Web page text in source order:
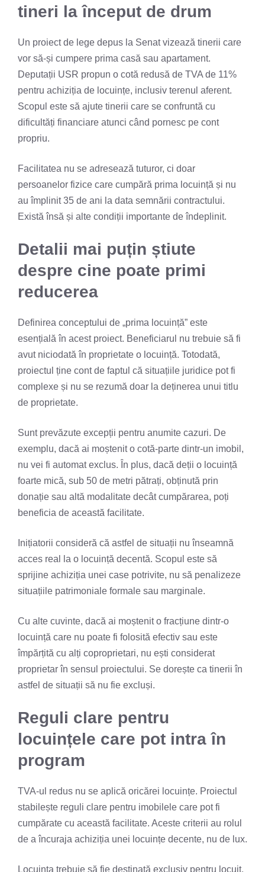
tineri la început de drum
Un proiect de lege depus la Senat vizează tinerii care
vor să-și cumpere prima casă sau apartament.
Deputații USR propun o cotă redusă de TVA de 11%
pentru achiziția de locuințe, inclusiv terenul aferent.
Scopul este să ajute tinerii care se confruntă cu
dificultăți financiare atunci când pornesc pe cont
propriu.
Facilitatea nu se adresează tuturor, ci doar
persoanelor fizice care cumpără prima locuință și nu
au împlinit 35 de ani la data semnării contractului.
Există însă și alte condiții importante de îndeplinit.
Detalii mai puțin știute
despre cine poate primi
reducerea
Definirea conceptului de „prima locuință” este
esențială în acest proiect. Beneficiarul nu trebuie să fi
avut niciodată în proprietate o locuință. Totodată,
proiectul ține cont de faptul că situațiile juridice pot fi
complexe și nu se rezumă doar la deținerea unui titlu
de proprietate.
Sunt prevăzute excepții pentru anumite cazuri. De
exemplu, dacă ai moștenit o cotă-parte dintr-un imobil,
nu vei fi automat exclus. În plus, dacă deții o locuință
foarte mică, sub 50 de metri pătrați, obținută prin
donație sau altă modalitate decât cumpărarea, poți
beneficia de această facilitate.
Inițiatorii consideră că astfel de situații nu înseamnă
acces real la o locuință decentă. Scopul este să
sprijine achiziția unei case potrivite, nu să penalizeze
situațiile patrimoniale formale sau marginale.
Cu alte cuvinte, dacă ai moștenit o fracțiune dintr-o
locuință care nu poate fi folosită efectiv sau este
împărțită cu alți coproprietari, nu ești considerat
proprietar în sensul proiectului. Se dorește ca tinerii în
astfel de situații să nu fie excluși.
Reguli clare pentru
locuințele care pot intra în
program
TVA-ul redus nu se aplică oricărei locuințe. Proiectul
stabilește reguli clare pentru imobilele care pot fi
cumpărate cu această facilitate. Aceste criterii au rolul
de a încuraja achiziția unei locuințe decente, nu de lux.
Locuința trebuie să fie destinată exclusiv pentru locuit,